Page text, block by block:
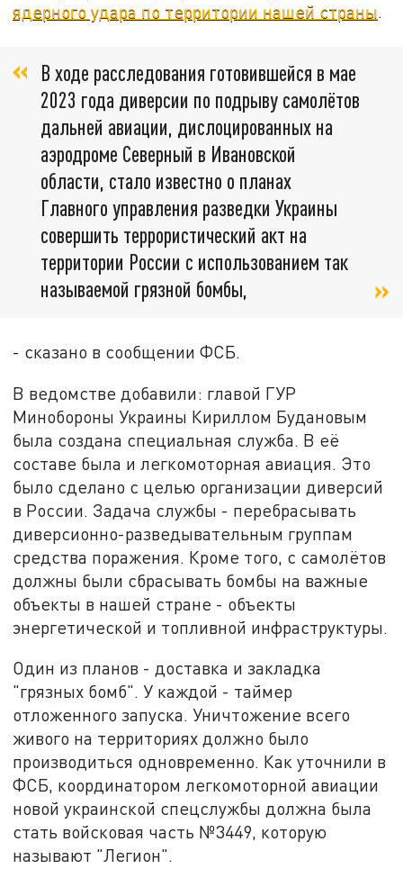
ядерного удара по территории нашей страны.
В ходе расследования готовившейся в мае
2023 года диверсии по подрыву самолётов
дальней авиации, дислоцированных на
аэродроме Северный в Ивановской
области, стало известно о планах
Главного управления разведки Украины
совершить террористический акт на
территории России с использованием так
называемой грязной бомбы,
- сказано в сообщении ФСБ.
В ведомстве добавили: главой ГУР
Минобороны Украины Кириллом Будановым
была создана специальная служба. В её
составе была и легкомоторная авиация. Это
было сделано с целью организации диверсий
в России. Задача службы - перебрасывать
диверсионно-разведывательным группам
средства поражения. Кроме того, с самолётов
должны были сбрасывать бомбы на важные
объекты в нашей стране - объекты
энергетической и топливной инфраструктуры.
Один из планов - доставка и закладка
"грязных бомб". У каждой - таймер
отложенного запуска. Уничтожение всего
живого на территориях должно было
производиться одновременно. Как уточнили в
ФСБ, координатором легкомоторной авиации
новой украинской спецслужбы должна была
стать войсковая часть №3449, которую
называют "Легион".